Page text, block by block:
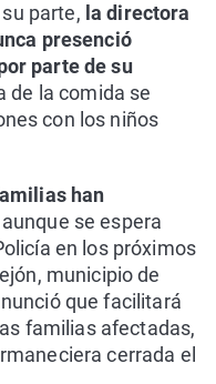
parte, la directora
presenció
parte de su
de la comida se
con los niños
han
aunque se espera
en los próximos
municipio de
que facilitará
familias afectadas,
cerrada el